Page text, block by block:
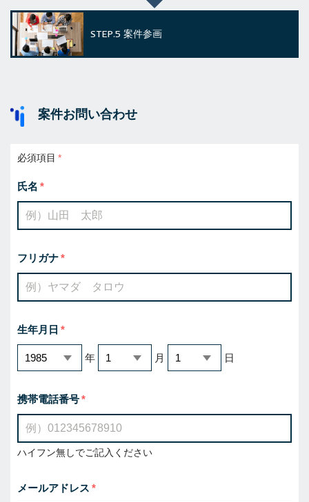
STEP.5 案件参画
案件お問い合わせ
必須項目
氏名
フリガナ
生年月日
年 月 日
携帯電話番号
ハイフン無しでご記入ください
メールアドレス